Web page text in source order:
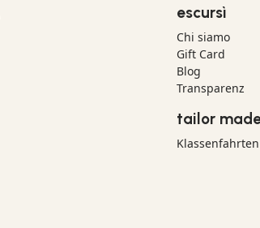
escursì
Chi siamo
Gift Card
Blog
Transparenz
tailor
Klassenfahrten